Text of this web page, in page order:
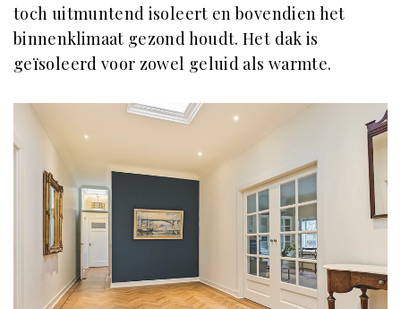
toch uitmuntend isoleert en bovendien het
binnenklimaat gezond houdt. Het dak is
geïsoleerd voor zowel geluid als warmte.